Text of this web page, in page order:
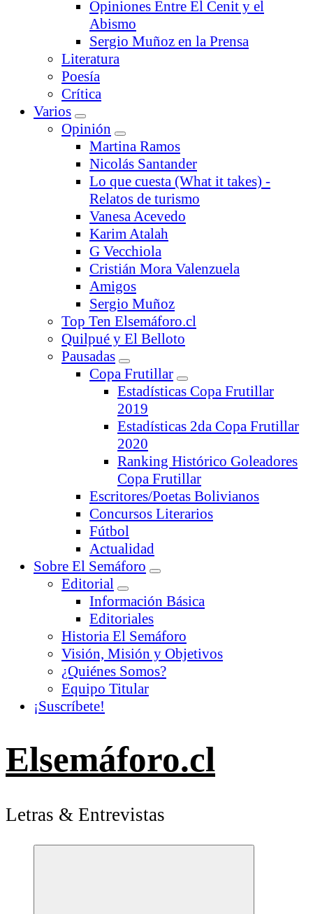
Opiniones Entre El Cenit y el
Abismo
Sergio Muñoz en la Prensa
Literatura
Poesía
Crítica
Varios
Opinión
Martina Ramos
Nicolás Santander
Lo que cuesta (What it takes) -
Relatos de turismo
Vanesa Acevedo
Karim Atalah
G Vecchiola
Cristián Mora Valenzuela
Amigos
Sergio Muñoz
Top Ten Elsemáforo.cl
Quilpué y El Belloto
Pausadas
Copa Frutillar
Estadísticas Copa Frutillar
2019
Estadísticas 2da Copa Frutillar
2020
Ranking Histórico Goleadores
Copa Frutillar
Escritores/Poetas Bolivianos
Concursos Literarios
Fútbol
Actualidad
Sobre El Semáforo
Editorial
Información Básica
Editoriales
Historia El Semáforo
Visión, Misión y Objetivos
¿Quiénes Somos?
Equipo Titular
¡Suscríbete!
Elsemáforo.cl
Letras & Entrevistas